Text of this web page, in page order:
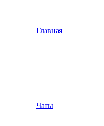
Главная
Чаты